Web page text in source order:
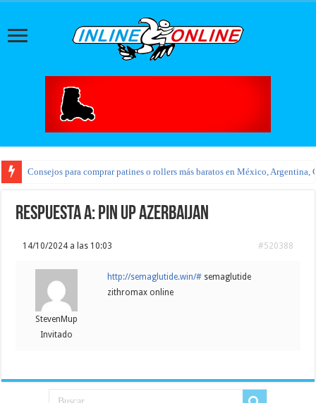
Consejos para comprar patines o rollers más baratos en México, Argentina,
Respuesta a: pin up azerbaijan
14/10/2024 a las 10:03 #520388
StevenMup
Invitado
http://semaglutide.win/# semaglutide
zithromax online